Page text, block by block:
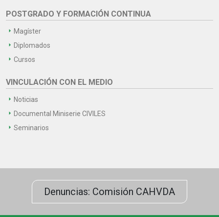
POSTGRADO Y FORMACIÓN CONTINUA
Magíster
Diplomados
Cursos
VINCULACIÓN CON EL MEDIO
Noticias
Documental Miniserie CIVILES
Seminarios
Denuncias: Comisión CAHVDA